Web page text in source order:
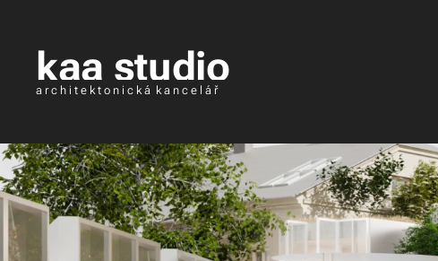
kaa studio
a r c h i t e k t o n i c k á k a n c e l á ř